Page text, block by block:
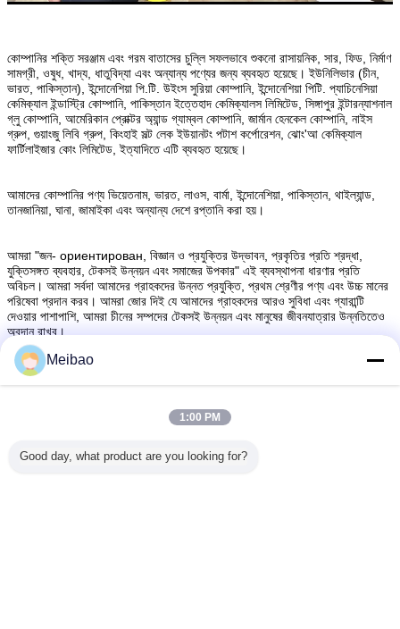
কোম্পানির শক্তি সরঞ্জাম এবং গরম বাতাসের চুল্লি সফলভাবে শুকনো রাসায়নিক, সার, ফিড, নির্মাণ
সামগ্রী, ওষুধ, খাদ্য, ধাতুবিদ্যা এবং অন্যান্য পণ্যের জন্য ব্যবহৃত হয়েছে। ইউনিলিভার (চীন,
ভারত, পাকিস্তান), ইন্দোনেশিয়া পি.টি. উইংস সুরিয়া কোম্পানি, ইন্দোনেশিয়া পিটি. প্যাচিনেসিয়া
কেমিক্যাল ইন্ডাস্ট্রি কোম্পানি, পাকিস্তান ইত্তেহাদ কেমিক্যালস লিমিটেড, সিঙ্গাপুর ইন্টারন্যাশনাল
গ্লু কোম্পানি, আমেরিকান প্রোক্টর অ্যান্ড গ্যাম্বল কোম্পানি, জার্মান হেনকেল কোম্পানি, নাইস
গ্রুপ, গুয়াংজু লিবি গ্রুপ, কিংহাই সল্ট লেক ইউয়ানটং পটাশ কর্পোরেশন, ঝোং'আ কেমিক্যাল
ফার্টিলাইজার কোং লিমিটেড, ইত্যাদিতে এটি ব্যবহৃত হয়েছে।
আমাদের কোম্পানির পণ্য ভিয়েতনাম, ভারত, লাওস, বার্মা, ইন্দোনেশিয়া, পাকিস্তান, থাইল্যান্ড,
তানজানিয়া, ঘানা, জামাইকা এবং অন্যান্য দেশে রপ্তানি করা হয়।
আমরা "জন- ориентирован, বিজ্ঞান ও প্রযুক্তির উদ্ভাবন, প্রকৃতির প্রতি শ্রদ্ধা,
যুক্তিসঙ্গত ব্যবহার, টেকসই উন্নয়ন এবং সমাজের উপকার" এই ব্যবস্থাপনা ধারণার প্রতি
অবিচল। আমরা সর্বদা আমাদের গ্রাহকদের উন্নত প্রযুক্তি, প্রথম শ্রেণীর পণ্য এবং উচ্চ মানের
পরিষেবা প্রদান করব। আমরা জোর দিই যে আমাদের গ্রাহকদের আরও সুবিধা এবং গ্যারান্টি
দেওয়ার পাশাপাশি, আমরা চীনের সম্পদের টেকসই উন্নয়ন এবং মানুষের জীবনযাত্রার উন্নতিতেও
অবদান রাখব।
Meibao
1:00 PM
Good day, what product are you looking for?